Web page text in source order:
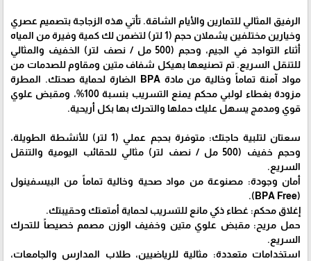
الرفيق المثالي للتمارين والأيام الشاقة. تأتي هذه الزجاجة بتصميم عصري
وخيارين مختلفين يشملان حجم (1 لتر) لتضمن لك كمية وفيرة من المياه
أثناء التواجد في الجيم، وحجم (500 مل / نصف لتر) الخفيف والمثالي
للتنقل السريع. تم تصنيعها بهيكل شفاف متين ومقاوم للصدمات من
مواد آمنة تماماً وخالية من مادة BPA الضارة لحماية صحتك. المطرة
مزودة بغطاء لولبي محكم يمنع التسريب بنسبة 100%، ومقبض علوي
قوي ومدمج يسهل عليك حملها والتحرك بها بكل أريحية.
سعتان لتلبية حاجتك: متوفرة بحجم عملي (1 لتر) للأنشطة الطويلة،
وحجم خفيف (500 مل / نصف لتر) مثالي للحقائب اليومية والتنقل
السريع.
أمان وجودة: مصنوعة من مواد صحية وخالية تماماً من البيسفينول
(BPA Free).
إغلاق محكم: غطاء ذكي مانع للتسريب لحماية أمتعتك وحقيبتك.
حمل مريح: مقبض علوي متين وخفيف الوزن مصمم خصيصاً للتحرك
السريع.
استخدامات متعددة: مثالية للرياضيين، طلاب المدارس والجامعات،